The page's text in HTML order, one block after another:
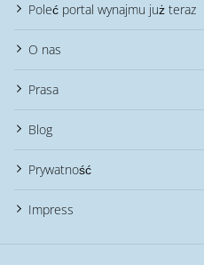
Poleć portal wynajmu już teraz
O nas
Prasa
Blog
Prywatność
Impress